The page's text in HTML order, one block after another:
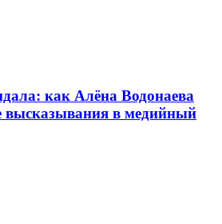
как Алёна Водонаева
высказывания в медийный